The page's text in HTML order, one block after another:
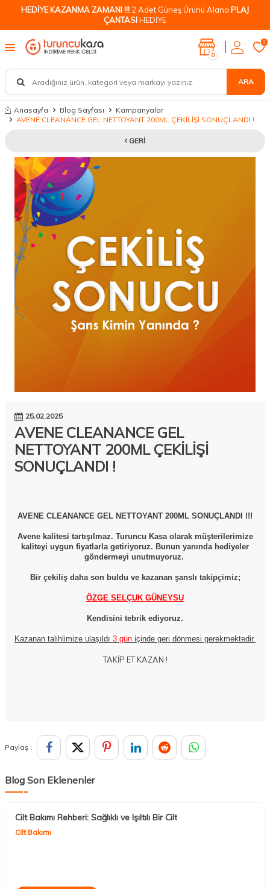
HEDİYE KAZANMA ZAMANI !!! 2 Adet Güneş Ürünü Alana PLAJ
ÇANTASIHEDİYE
ARA
0
0
Anasayfa Blog Sayfası
Kampanyalar
AVENE CLEANANCE GEL NETTOYANT 200ML ÇEKİLİŞİ SONUÇLANDI !
GERI
25.02.2025
AVENE CLEANANCE GEL
NETTOYANT 200ML ÇEKİLİŞİ
SONUÇLANDI !
AVENE CLEANANCE GEL NETTOYANT 200ML SONUÇLANDI !!!
Avene kalitesi tartışılmaz. Turuncu Kasa olarak müşterilerimize
kaliteyi uygun fiyatlarla getiriyoruz. Bunun yanında hediyeler
göndermeyi unutmuyoruz.
Bir çekiliş daha son buldu ve kazanan şanslı takipçimiz;
ÖZGE SELÇUK GÜNEYSU
Kendisini tebrik ediyoruz.
Kazanan talihlimize ulaşıldı 3 gün içinde geri dönmesi gerekmektedir.
TAKİP ET KAZAN !
Paylaş :
Blog Son Eklenenler
Cilt Bakımı Rehberi: Sağlıklı ve Işıltılı Bir Cilt
Cilt Bakımı